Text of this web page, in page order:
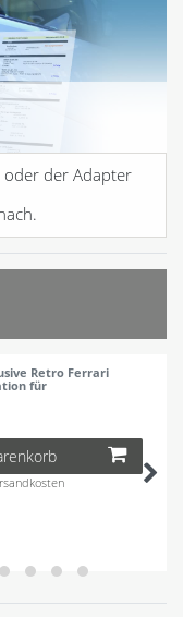
oder der Adapter
Retro Ferrari
für